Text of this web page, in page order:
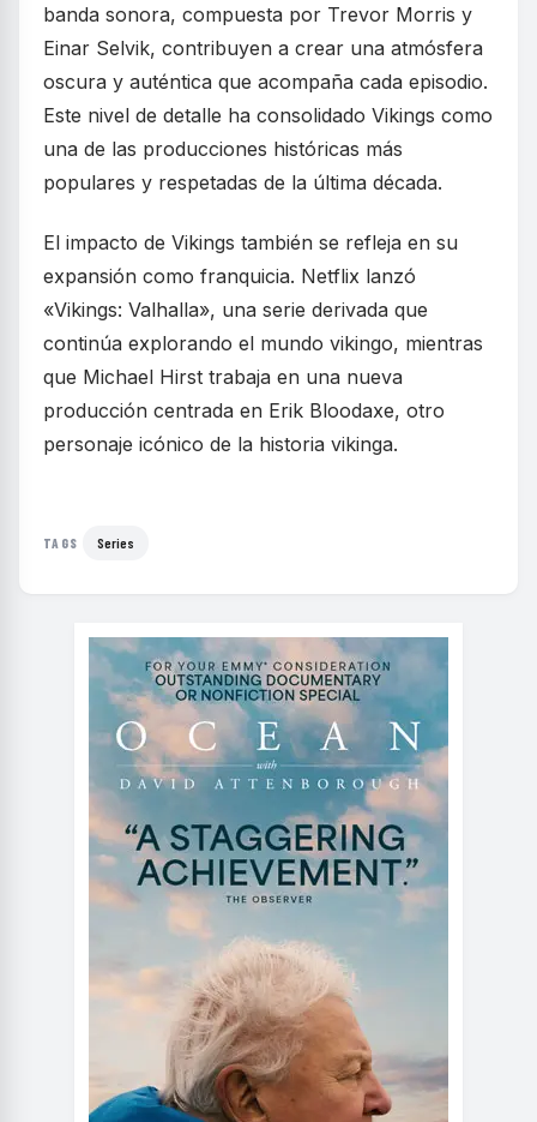
banda sonora, compuesta por Trevor Morris y
Einar Selvik, contribuyen a crear una atmósfera
oscura y auténtica que acompaña cada episodio.
Este nivel de detalle ha consolidado Vikings como
una de las producciones históricas más
populares y respetadas de la última década.
El impacto de Vikings también se refleja en su
expansión como franquicia. Netflix lanzó
«Vikings: Valhalla», una serie derivada que
continúa explorando el mundo vikingo, mientras
que Michael Hirst trabaja en una nueva
producción centrada en Erik Bloodaxe, otro
personaje icónico de la historia vikinga.
TAGS Series